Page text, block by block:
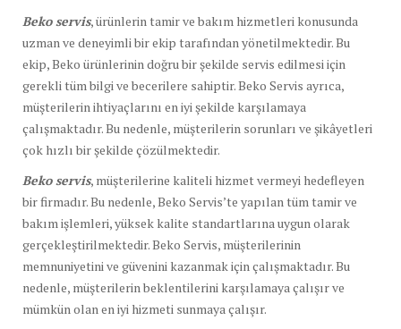
Beko servis, ürünlerin tamir ve bakım hizmetleri konusunda
uzman ve deneyimli bir ekip tarafından yönetilmektedir. Bu
ekip, Beko ürünlerinin doğru bir şekilde servis edilmesi için
gerekli tüm bilgi ve becerilere sahiptir. Beko Servis ayrıca,
müşterilerin ihtiyaçlarını en iyi şekilde karşılamaya
çalışmaktadır. Bu nedenle, müşterilerin sorunları ve şikâyetleri
çok hızlı bir şekilde çözülmektedir.
Beko servis, müşterilerine kaliteli hizmet vermeyi hedefleyen
bir firmadır. Bu nedenle, Beko Servis’te yapılan tüm tamir ve
bakım işlemleri, yüksek kalite standartlarına uygun olarak
gerçekleştirilmektedir. Beko Servis, müşterilerinin
memnuniyetini ve güvenini kazanmak için çalışmaktadır. Bu
nedenle, müşterilerin beklentilerini karşılamaya çalışır ve
mümkün olan en iyi hizmeti sunmaya çalışır.